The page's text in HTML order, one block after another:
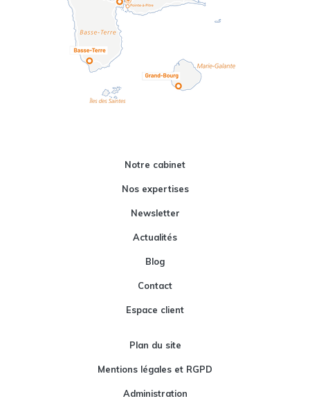
Notre cabinet
Nos expertises
Newsletter
Actualités
Blog
Contact
Espace client
Plan du site
Mentions légales et RGPD
Administration